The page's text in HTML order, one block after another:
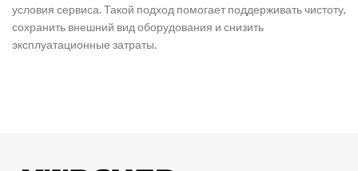
условия сервиса. Такой подход помогает поддерживать чистоту,
сохранить внешний вид оборудования и снизить
эксплуатационные затраты.